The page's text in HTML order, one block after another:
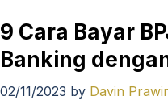
9 Cara Bayar
Banking
02/11/2023 by Davin